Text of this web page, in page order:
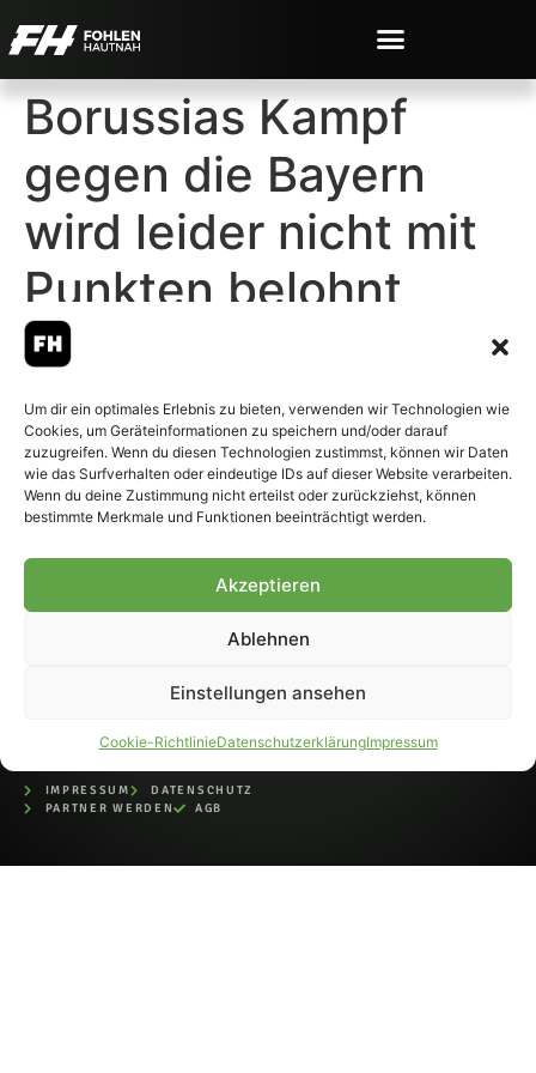
Um dir ein optimales Erlebnis zu bieten, verwenden wir Technologien wie
Cookies, um Geräteinformationen zu speichern und/oder darauf
zuzugreifen. Wenn du diesen Technologien zustimmst, können wir Daten
wie das Surfverhalten oder eindeutige IDs auf dieser Website verarbeiten.
Wenn du deine Zustimmung nicht erteilst oder zurückziehst, können
bestimmte Merkmale und Funktionen beeinträchtigt werden.
Akzeptieren
Ablehnen
Einstellungen ansehen
Cookie-RichtlinieDatenschutzerklärungImpressum
Borussias Kampf
gegen die Bayern
wird leider nicht mit
Punkten belohnt
© 2007-2026 Fohlen-Hautnah.de
– Alle rechte vorbehalten.
Fohlen-Hautnah.de ist ein
offiziell eingetragenes Magazin
IMPRESSUM
DATENSCHUTZ
PARTNER WERDEN
AGB